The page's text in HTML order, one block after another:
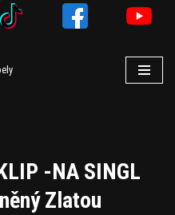
-NA SINGL
Zlatou